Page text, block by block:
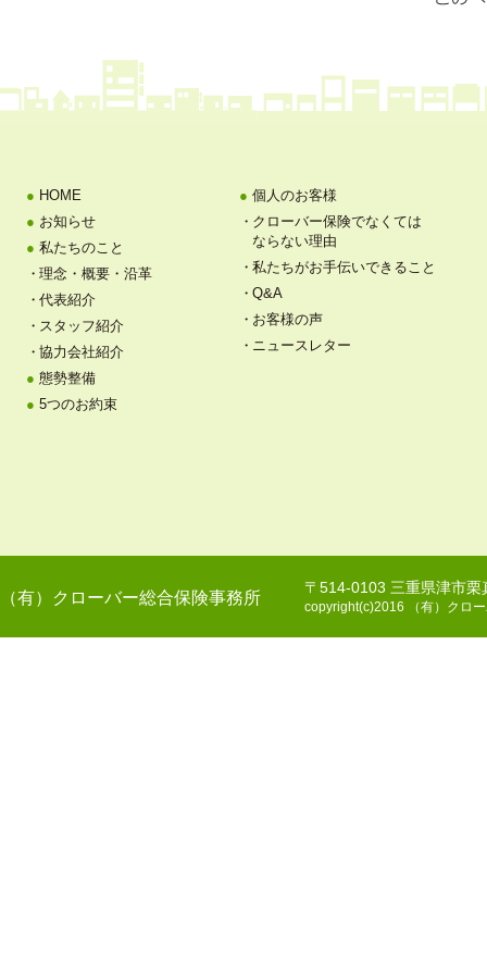
HOME
お知らせ
私たちのこと
理念・概要・沿革
代表紹介
スタッフ紹介
協力会社紹介
態勢整備
5つのお約束
個人のお客様
クローバー保険でなくては
ならない理由
私たちがお手伝いできること
Q&A
お客様の声
ニュースレター
（有）クローバー総合保険事務所
〒514-0103 三重県津市
copyright(c)2016 （有）クロ